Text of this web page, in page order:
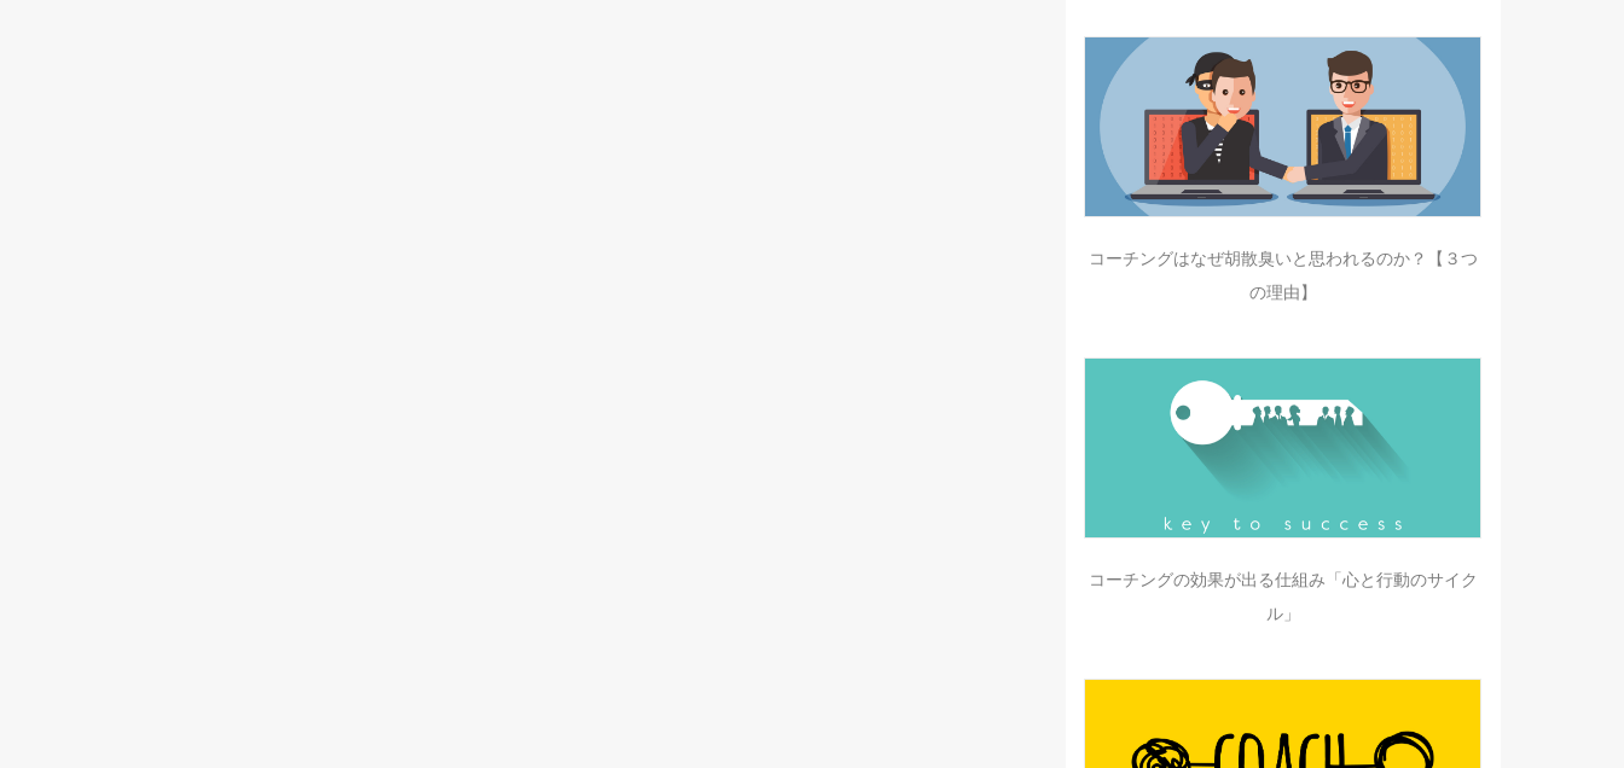
コーチングはなぜ胡散臭いと思われるのか？【３つ
の理由】
コーチングの効果が出る仕組み「心と行動のサイク
ル」